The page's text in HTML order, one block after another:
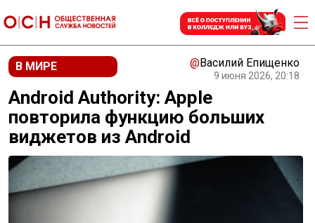
В МИРЕ @Василий Епищенко
9 июня 2026, 20:18
Android Authority: Apple
повторила функцию больших
виджетов из Android